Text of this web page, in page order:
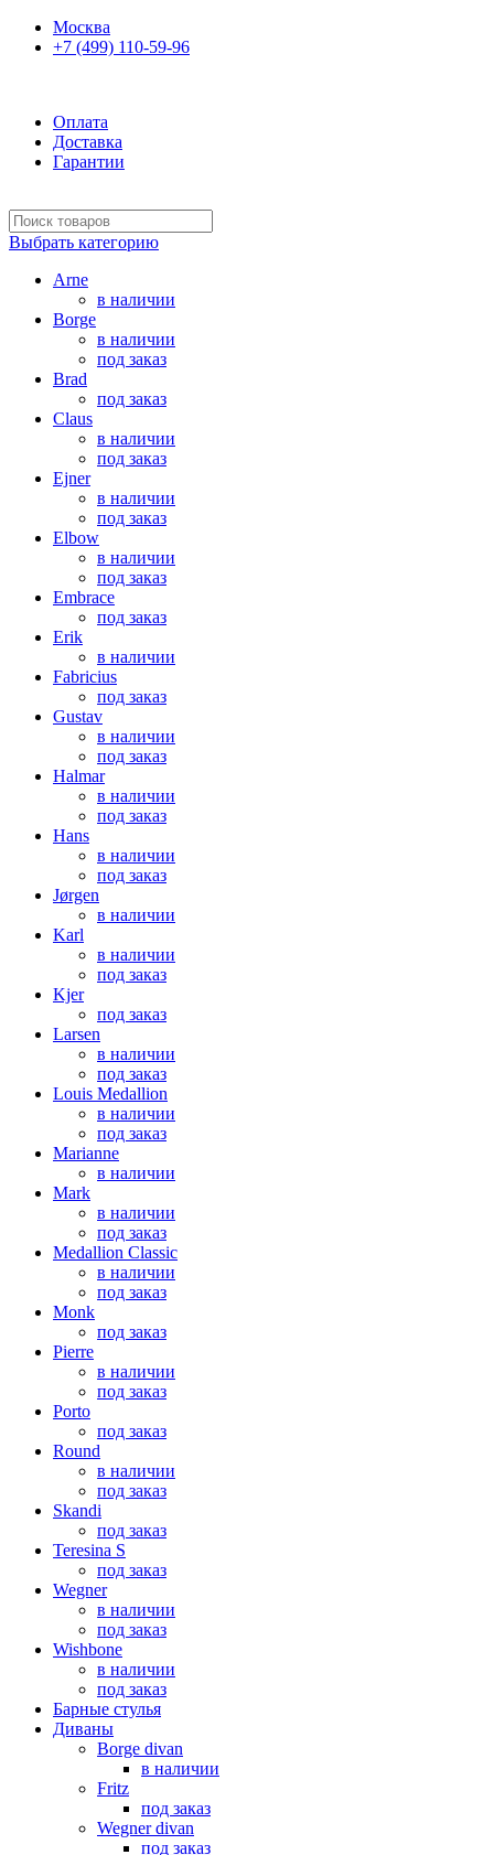
Москва
+7 (499) 110-59-96
Оплата
Доставка
Гарантии
Выбрать категорию
Arne
в наличии
Borge
в наличии
под заказ
Brad
под заказ
Claus
в наличии
под заказ
Ejner
в наличии
под заказ
Elbow
в наличии
под заказ
Embrace
под заказ
Erik
в наличии
Fabricius
под заказ
Gustav
в наличии
под заказ
Halmar
в наличии
под заказ
Hans
в наличии
под заказ
Jørgen
в наличии
Karl
в наличии
под заказ
Kjer
под заказ
Larsen
в наличии
под заказ
Louis Medallion
в наличии
под заказ
Marianne
в наличии
Mark
в наличии
под заказ
Medallion Classic
в наличии
под заказ
Monk
под заказ
Pierre
в наличии
под заказ
Porto
под заказ
Round
в наличии
под заказ
Skandi
под заказ
Teresina S
под заказ
Wegner
в наличии
под заказ
Wishbone
в наличии
под заказ
Барные стулья
Диваны
Borge divan
в наличии
Fritz
под заказ
Wegner divan
под заказ